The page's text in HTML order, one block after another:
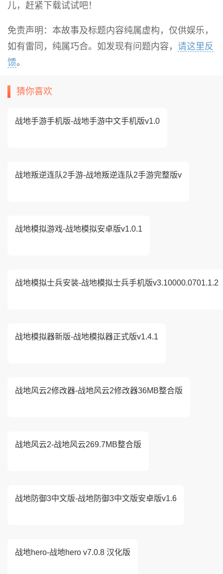
儿，赶紧下载试试吧！
免责声明：本故事及标题内容纯属虚构，仅供娱乐，
如有雷同，纯属巧合。如发现有问题内容， 请这里反
馈。
猜你喜欢
战地手游手机版-战地手游中文手机版v1.0
战地叛逆连队2手游-战地叛逆连队2手游完整版v
战地模拟游戏-战地模拟安卓版v1.0.1
战地模拟士兵安装-战地模拟士兵手机版v3.10000.0701.1.2
战地模拟器新版-战地模拟器正式版v1.4.1
战地风云2修改器-战地风云2修改器36MB整合版
战地风云2-战地风云269.7MB整合版
战地防御3中文版-战地防御3中文版安卓版v1.6
战地hero-战地hero v7.0.8 汉化版